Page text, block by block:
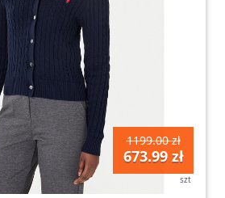
1199.00 zł
673.99 zł
szt